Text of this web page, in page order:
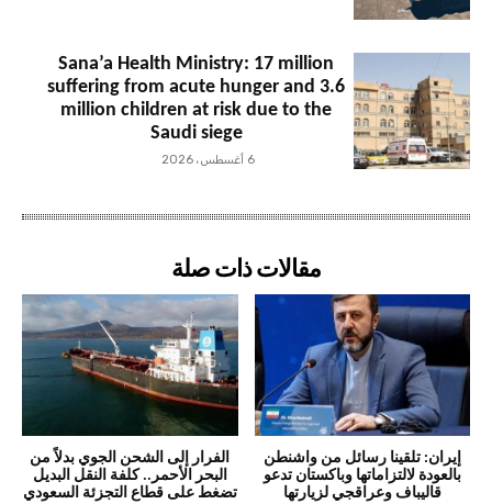
Sana’a Health Ministry: 17 million
suffering from acute hunger and 3.6
million children at risk due to the
Saudi siege
6 أغسطس، 2026
مقالات ذات صلة
إيران: تلقينا رسائل من واشنطن
بالعودة لالتزاماتها وباكستان تدعو
قاليباف وعراقجي لزيارتها
الفرار إلى الشحن الجوي بدلاً من
البحر الأحمر.. كلفة النقل البديل
تضغط على قطاع التجزئة السعودي